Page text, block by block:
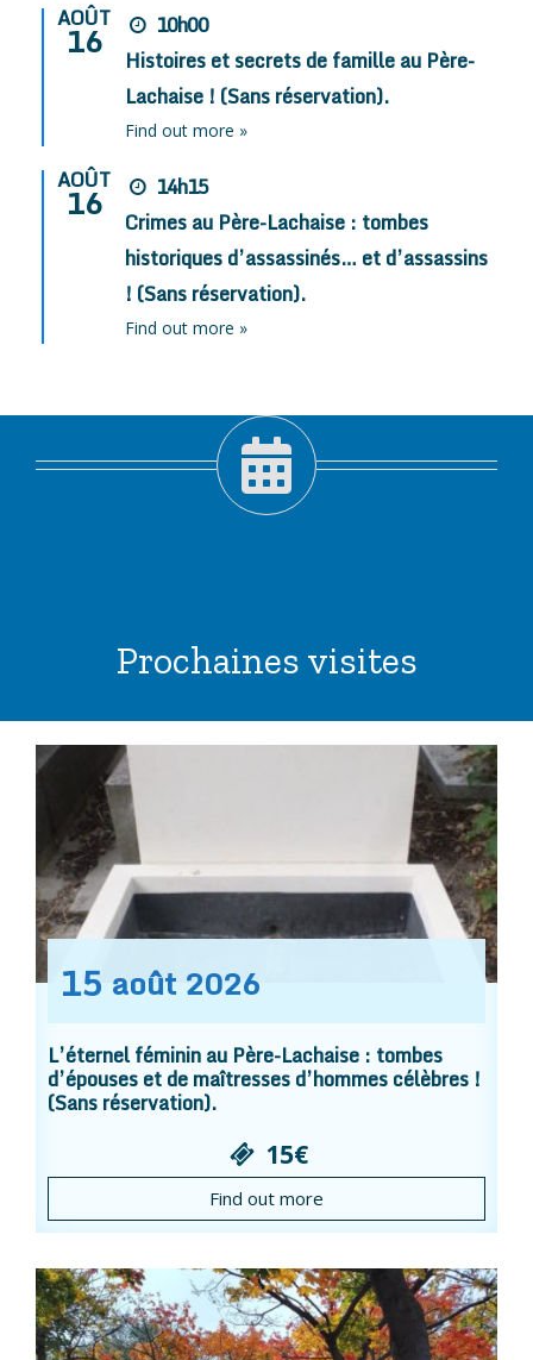
AOÛT
16
10h00
Histoires et secrets de famille au Père-
Lachaise ! (Sans réservation).
Find out more »
AOÛT
16
14h15
Crimes au Père-Lachaise : tombes
historiques d’assassinés… et d’assassins
! (Sans réservation).
Find out more »
Prochaines visites
15 août 2026
L’éternel féminin au Père-Lachaise : tombes
d’épouses et de maîtresses d’hommes célèbres !
(Sans réservation).
15€
Find out more